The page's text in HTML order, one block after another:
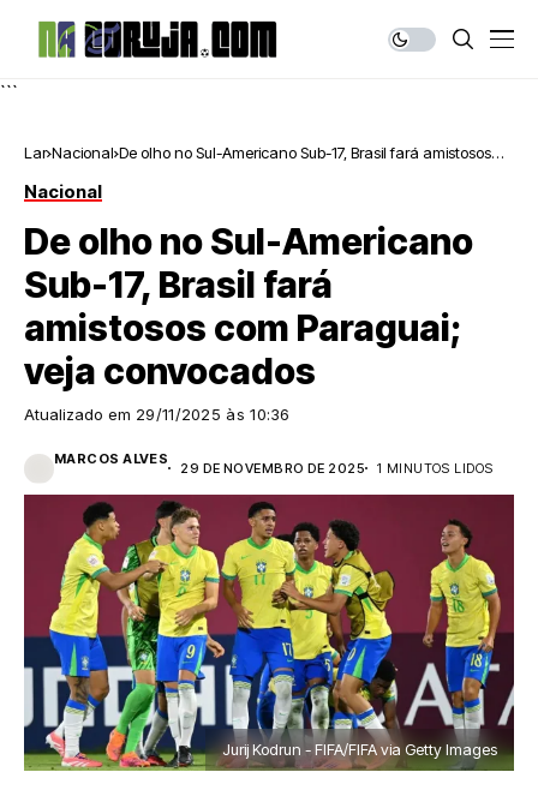
```
Lar Nacional De olho no Sul-Americano Sub-17, Brasil fará amistosos
Nacional
De olho no Sul-Americano
Sub-17, Brasil fará
amistosos com Paraguai;
veja convocados
Atualizado em 29/11/2025 às 10:36
MARCOS ALVES
29 DE NOVEMBRO DE 2025 1 MINUTOS LIDOS
Jurij Kodrun - FIFA/FIFA via Getty Images